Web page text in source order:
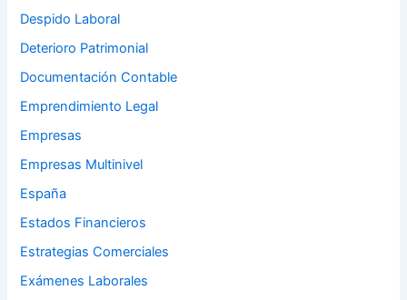
Despido Laboral
Deterioro Patrimonial
Documentación Contable
Emprendimiento Legal
Empresas
Empresas Multinivel
España
Estados Financieros
Estrategias Comerciales
Exámenes Laborales